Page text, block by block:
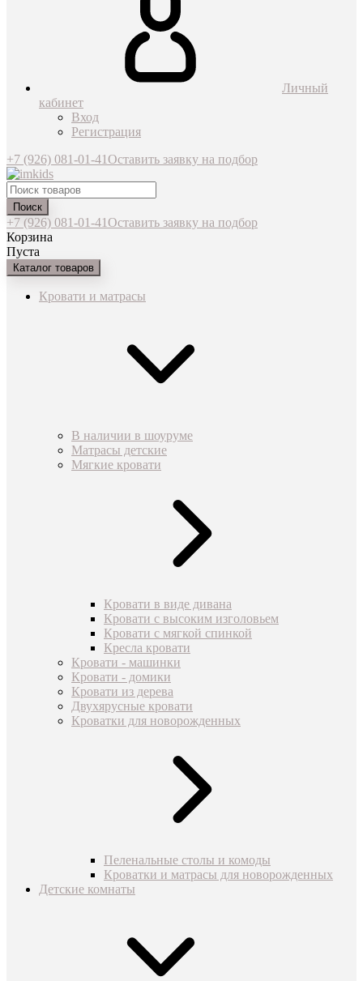
Личный
кабинет
Вход
Регистрация
+7 (926) 081-01-41Оставить заявку на подбор
Поиск
+7 (926) 081-01-41Оставить заявку на подбор
Корзина
Пуста
Каталог товаров
Кровати и матрасы
В наличии в шоуруме
Матрасы детские
Мягкие кровати
Кровати в виде дивана
Кровати с высоким изголовьем
Кровати с мягкой спинкой
Кресла кровати
Кровати - машинки
Кровати - домики
Кровати из дерева
Двухярусные кровати
Кроватки для новорожденных
Пеленальные столы и комоды
Кроватки и матрасы для новорожденных
Детские комнаты